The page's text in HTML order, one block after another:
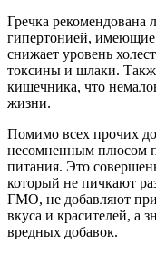
Гречка рекомендована
гипертонией, имеющие
снижает уровень
токсины и шлаки.
кишечника, что
жизни.
Помимо всех прочих
несомненным плюсом
питания. Это
который не пичкают
ГМО, не добавляют при
вкуса и красителей, а
вредных добавок.